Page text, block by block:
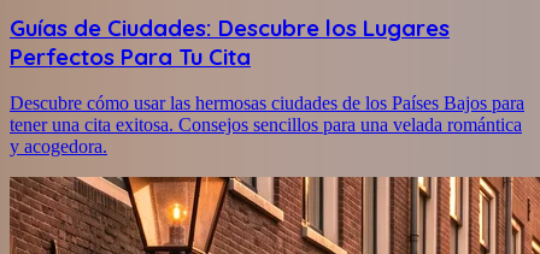
Guías de Ciudades: Descubre los Lugares
Perfectos Para Tu Cita
Descubre cómo usar las hermosas ciudades de los Países Bajos para
tener una cita exitosa. Consejos sencillos para una velada romántica
y acogedora.